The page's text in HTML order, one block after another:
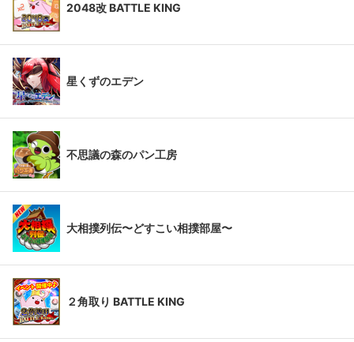
2048改 BATTLE KING
星くずのエデン
不思議の森のパン工房
大相撲列伝〜どすこい相撲部屋〜
２角取り BATTLE KING